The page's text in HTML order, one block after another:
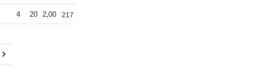
4 20 2,00 217